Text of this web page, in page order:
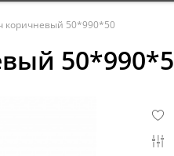
коричневый 50*990*50